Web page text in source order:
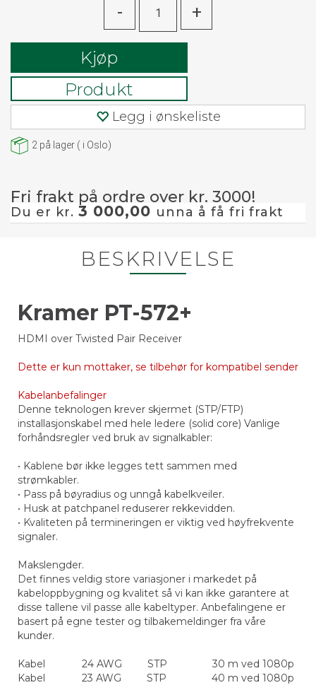
- +
Kjøp
Produkt
Legg i ønskeliste
2 på lager ( i Oslo)
Fri frakt på ordre over kr. 3000!
Du er kr. 3 000,00 unna å få fri frakt
BESKRIVELSE
Kramer PT-572+
HDMI over Twisted Pair Receiver
Dette er kun mottaker, se tilbehør for kompatibel sender
Kabelanbefalinger
Denne teknologen krever skjermet (STP/FTP)
installasjonskabel med hele ledere (solid core) Vanlige
forhåndsregler ved bruk av signalkabler:
• Kablene bør ikke legges tett sammen med
strømkabler.
• Pass på bøyradius og unngå kabelkveiler.
• Husk at patchpanel reduserer rekkevidden.
• Kvaliteten på termineringen er viktig ved høyfrekvente
signaler.
Makslengder.
Det finnes veldig store variasjoner i markedet på
kabeloppbygning og kvalitet så vi kan ikke garantere at
disse tallene vil passe alle kabeltyper. Anbefalingene er
basert på egne tester og tilbakemeldinger fra våre
kunder.
Kabel 24 AWG STP 30 m ved 1080p
Kabel 23 AWG STP 40 m ved 1080p